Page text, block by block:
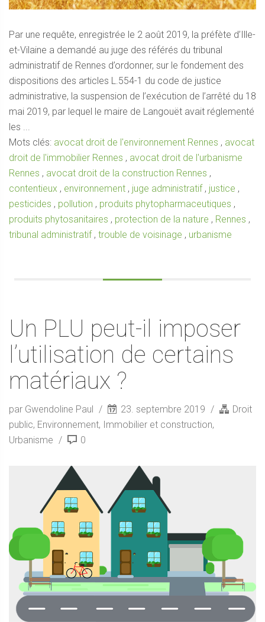
Par une requête, enregistrée le 2 août 2019, la préfète d’Ille-
et-Vilaine a demandé au juge des référés du tribunal
administratif de Rennes d’ordonner, sur le fondement des
dispositions des articles L.554-1 du code de justice
administrative, la suspension de l’exécution de l’arrêté du 18
mai 2019, par lequel le maire de Langouët avait réglementé
les ...
Mots clés: avocat droit de l'environnement Rennes , avocat
droit de l'immobilier Rennes , avocat droit de l'urbanisme
Rennes , avocat droit de la construction Rennes ,
contentieux , environnement , juge administratif , justice ,
pesticides , pollution , produits phytopharmaceutiques ,
produits phytosanitaires , protection de la nature , Rennes ,
tribunal administratif , trouble de voisinage , urbanisme
Un PLU peut-il imposer
l’utilisation de certains
matériaux ?
par Gwendoline Paul 23. septembre 2019
Droit
public, Environnement, Immobilier et construction,
Urbanisme
0